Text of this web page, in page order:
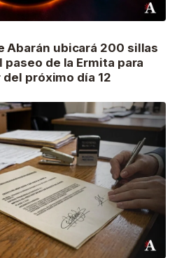
Abarán ubicará 200 sillas
paseo de la Ermita para
próximo día 12